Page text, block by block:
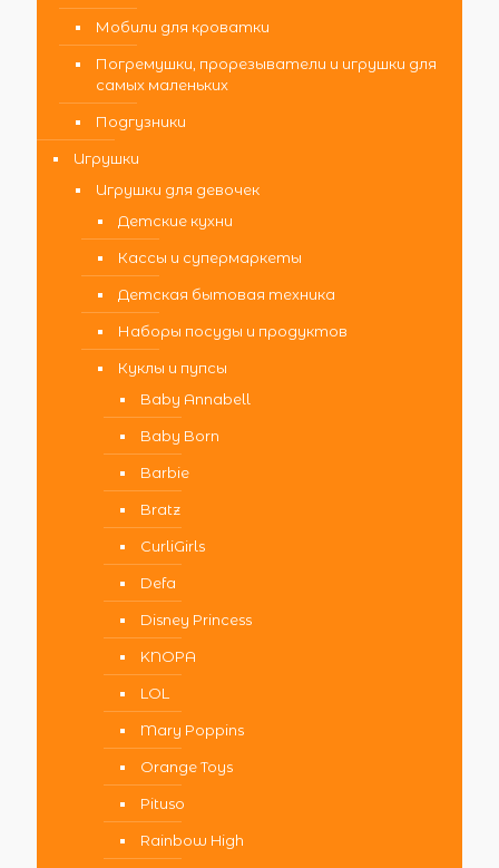
Мобили для кроватки
Погремушки, прорезыватели и игрушки для
самых маленьких
Подгузники
Игрушки
Игрушки для девочек
Детские кухни
Кассы и супермаркеты
Детская бытовая техника
Наборы посуды и продуктов
Куклы и пупсы
Baby Annabell
Baby Born
Barbie
Bratz
CurliGirls
Defa
Disney Princess
KNOPA
LOL
Mary Poppins
Orange Toys
Pituso
Rainbow High